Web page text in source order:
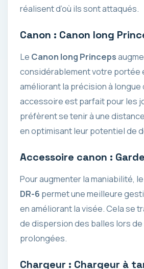
réalisent d’où ils sont attaqués.
Canon : Canon long
Le Canon long Princeps
considérablement votre portée
améliorant la précision à
accessoire est parfait pour les
préfèrent se tenir à une
en optimisant leur potentiel de
Accessoire canon :
Pour augmenter la maniabilité, le
DR-6 permet une meilleure
en améliorant la visée. Cela se
de dispersion des balles lors
prolongées.
Chargeur : Chargeur à